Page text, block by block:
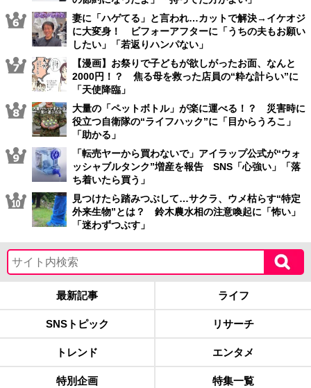
妻に「ハゲてる」と言われ…カットで解決→イケオジ
に大変身！ ビフォーアフターに「うちの夫もお願い
したい」「若返りハンパない」
【漫画】お祭りで子どもが欲しがったお面、なんと
2000円！？ 焦る母を救った店員の“粋な計らい”に
「天使降臨」
大量の「ペットボトル」が楽に運べる！？ 災害時に
役立つ自衛隊の“ライフハック”に「目からうろこ」
「助かる」
「転売ヤーから買わないで」アイラップ公式が“ウォ
ッシャブルタンク”増産を報告 SNS「心強い」「落
ち着いたら買う」
見つけたら踏みつぶして…サクラ、ウメ枯らす“特定
外来生物”とは？ 鈴木農水相の注意喚起に「怖い」
「迷わずつぶす」
最新記事 ライフ
SNSトピック リサーチ
トレンド エンタメ
特別企画 特集一覧